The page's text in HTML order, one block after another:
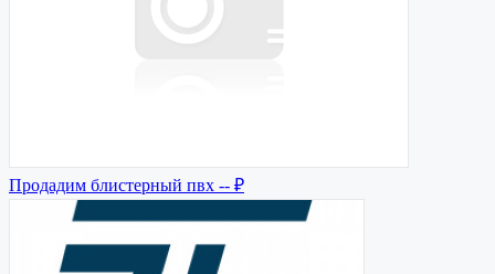
Продадим блистерный пвх -- ₽